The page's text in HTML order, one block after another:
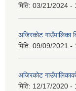
मिति: 03/21/2024 -
अजिरकाेट गाउँपालिका
मिति: 09/09/2021 -
अजिरकोट
मिति: 12/17/2020 -